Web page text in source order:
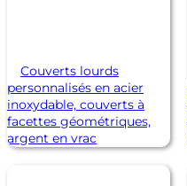
Couverts lourds
personnalisés en acier
inoxydable, couverts à
facettes géométriques,
argent en vrac